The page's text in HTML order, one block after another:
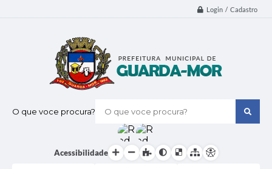
Login / Cadastro
O que voce procura?
Acessibilidade